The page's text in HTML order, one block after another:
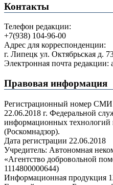
Контакты
Телефон редакции:
+7(938) 104-96-00
Адрес для корреспонденции:
г. Липецк ул. Октябрьская д.
Электронная почта редакции:
Правовая информация
Регистрационный номер
22.06.2018 г. Федеральной
информационных
(Роскомнадзор).
Дата регистрации 22.06.2018
Учредитель: Автономная
«Агентство добровольной
1114800000644)
Информационная продукция